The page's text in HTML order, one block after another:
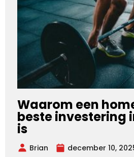
Waarom een
beste investering
is
Brian december 10,